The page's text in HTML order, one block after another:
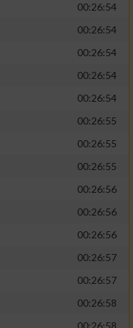
00:26:54
00:26:54
00:26:54
00:26:54
00:26:54
00:26:55
00:26:55
00:26:55
00:26:56
00:26:56
00:26:56
00:26:57
00:26:57
00:26:58